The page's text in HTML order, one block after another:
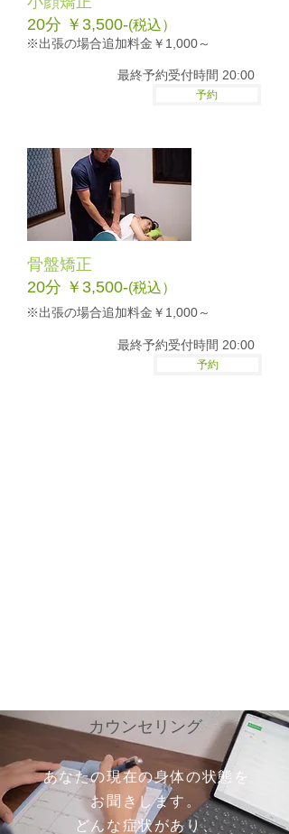
​20分 ￥3,500-(税込）
​※出張の場合追加料金 ￥1,000～​
最終予約受付時間 20:00
予約
骨盤矯正
​20分 ￥3,500-(税込）
​※出張の場合追加料金 ￥1,000​～
最終予約受付時間 20:00
予約
​カウンセリング
あなたの現在の身体の状態を
お聞きします。
どんな症状があり、